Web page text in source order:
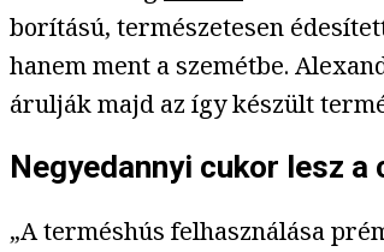
borítású, természetesen
hanem ment a szemétbe.
árulják majd az így készült
Negyedannyi cukor lesz
„A terméshús felhasználása